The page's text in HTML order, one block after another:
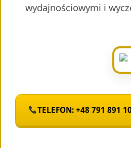
wydajnościowymi i
TELEFON: +48 791 891